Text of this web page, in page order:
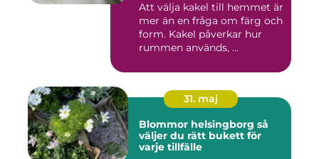
Att välja kakel till hemmet är
mer än en fråga om färg och
form. Kakel påverkar hur
rummen används, ...
31. maj
Blommor helsingborg så
väljer du rätt bukett för
varje tillfälle